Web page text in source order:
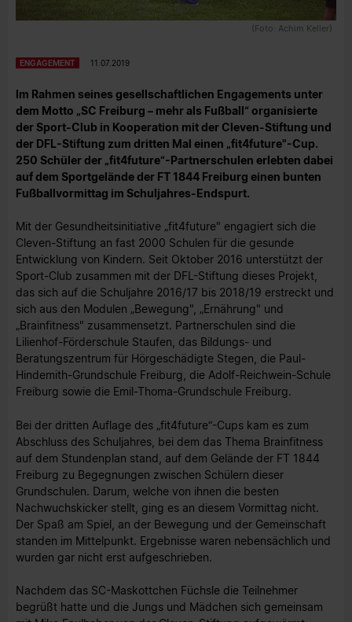
(Foto: Achim Keller)
ENGAGEMENT 11.07.2019
Im Rahmen seines gesellschaftlichen Engagements unter
dem Motto „SC Freiburg – mehr als Fußball“ organisierte
der Sport-Club in Kooperation mit der Cleven-Stiftung und
der DFL-Stiftung zum dritten Mal einen „fit4future"-Cup.
250 Schüler der „fit4future“-Partnerschulen erlebten dabei
auf dem Sportgelände der FT 1844 Freiburg einen bunten
Fußballvormittag im Schuljahres-Endspurt.
Mit der Gesundheitsinitiative „fit4future" engagiert sich die
Cleven-Stiftung an fast 2000 Schulen für die gesunde
Entwicklung von Kindern. Seit Oktober 2016 unterstützt der
Sport-Club zusammen mit der DFL-Stiftung dieses Projekt,
das sich auf die Schuljahre 2016/17 bis 2018/19 erstreckt und
sich aus den Modulen „Bewegung", „Ernährung" und
„Brainfitness" zusammensetzt. Partnerschulen sind die
Lilienhof-Förderschule Staufen, das Bildungs- und
Beratungszentrum für Hörgeschädigte Stegen, die Paul-
Hindemith-Grundschule Freiburg, die Adolf-Reichwein-Schule
Freiburg sowie die Emil-Thoma-Grundschule Freiburg.
Bei der dritten Auflage des „fit4future“-Cups kam es zum
Abschluss des Schuljahres, bei dem das Thema Brainfitness
auf dem Stundenplan stand, auf dem Gelände der FT 1844
Freiburg zu Begegnungen zwischen Schülern dieser
Grundschulen. Darum, welche von ihnen die besten
Nachwuchskicker stellt, ging es an diesem Vormittag nicht.
Der Spaß am Spiel, an der Bewegung und der Gemeinschaft
standen im Mittelpunkt. Ergebnisse waren nebensächlich und
wurden gar nicht erst aufgeschrieben.
Nachdem das SC-Maskottchen Füchsle die Teilnehmer
begrüßt hatte und die Jungs und Mädchen sich gemeinsam